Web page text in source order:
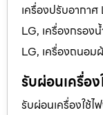
เครื่องปรับอากา
LG, เครื่องกรอง
LG, เครื่องถนอม
รับผ่อนเครื่อง
รับผ่อนเครื่องใช้